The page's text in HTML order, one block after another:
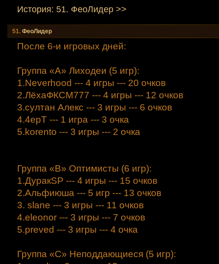
История: 51. ФеоЛидер >>
51. ФеоЛидер
После 6-и игровых дней:
Группа «А» Лиходеи (5 игр):
1.Neverhood --- 4 игры --- 20 очков
2.ЛёхаФКСМ777 --- 4 игры --- 12 очков
3.султан Алекс --- 3 игры --- 6 очков
4.4ерТ --- 1 игра --- 3 очка
5.korento --- 3 игры --- 2 очка
Группа «B» Оптимисты (6 игр):
1.ДуракSP --- 4 игры --- 15 очков
2.Альфиюша --- 5 игр --- 13 очков
3. slane --- 3 игры --- 11 очков
4.eleonor --- 3 игры --- 7 очков
5.preved --- 3 игры --- 4 очка
Группа «С» Неподдающиеся (5 игр):